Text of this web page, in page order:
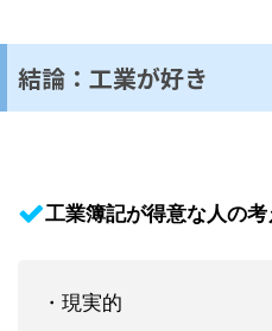
結論：工業が好き
工業簿記が得意な人の考
・現実的